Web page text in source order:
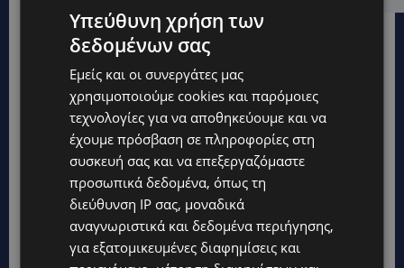
Υπεύθυνη χρήση των
δεδομένων σας
Εμείς και οι συνεργάτες μας
χρησιμοποιούμε cookies και παρόμοιες
τεχνολογίες για να αποθηκεύουμε και να
έχουμε πρόσβαση σε πληροφορίες στη
συσκευή σας και να επεξεργαζόμαστε
προσωπικά δεδομένα, όπως τη
διεύθυνση IP σας, μοναδικά
αναγνωριστικά και δεδομένα περιήγησης,
για εξατομικευμένες διαφημίσεις και